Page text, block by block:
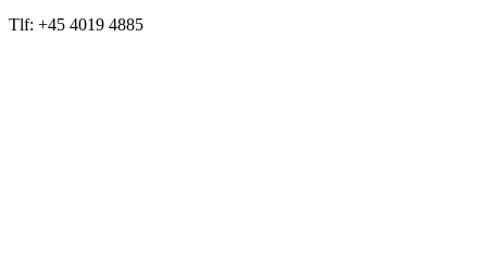
Tlf: +45 4019 4885